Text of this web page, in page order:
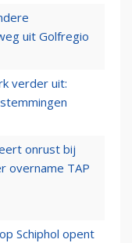
uit Golfregio
verder uit:
onrust bij
overname TAP
Schiphol opent